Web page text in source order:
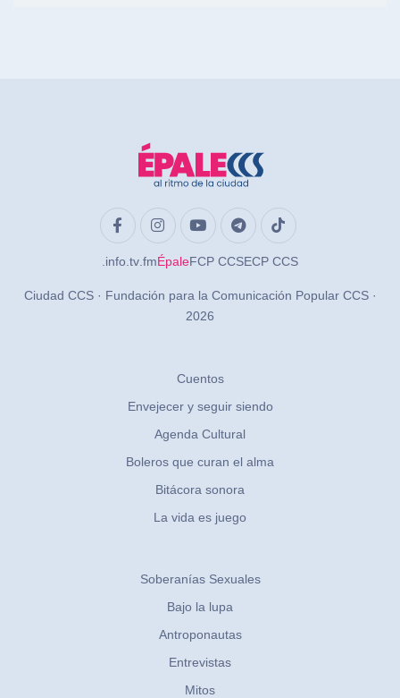
.info .tv .fmÉpaleFCP CCSECP CCS
Ciudad CCS · Fundación para la Comunicación Popular CCS ·
2026
Cuentos
Envejecer y seguir siendo
Agenda Cultural
Boleros que curan el alma
Bitácora sonora
La vida es juego
Soberanías Sexuales
Bajo la lupa
Antroponautas
Entrevistas
Mitos